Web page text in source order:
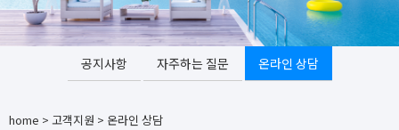
공지사항 자주하는 질문 온라인 상담
home > 고객지원 > 온라인 상담